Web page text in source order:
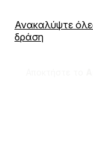
Ανακαλύψτε
δράση